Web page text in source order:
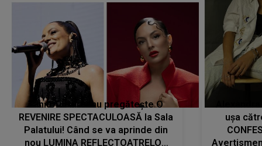
Tania Turtureanu pregătește O
REVENIRE SPECTACULOASĂ la Sala
Palatului! Când se va aprinde din
nou LUMINA REFLECTOATRELOR
ușa